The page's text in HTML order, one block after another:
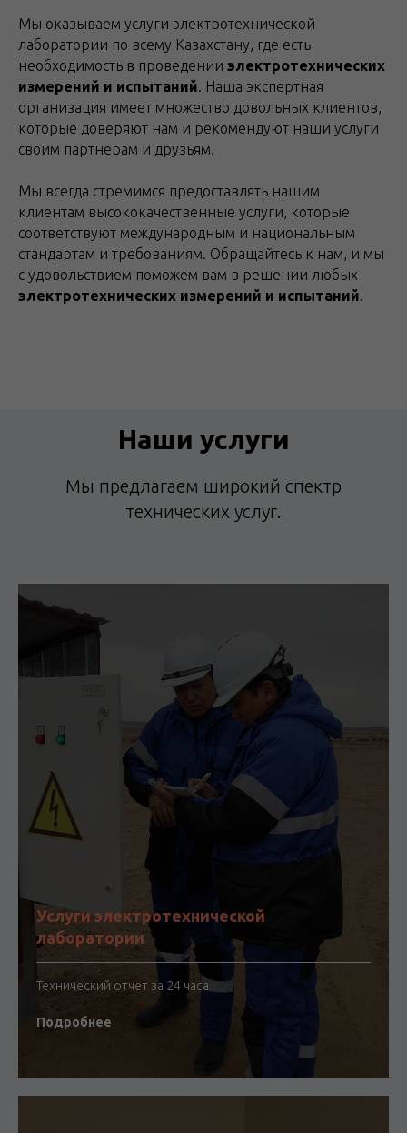
Мы оказываем услуги электротехнической
лаборатории по всему Казахстану, где есть
необходимость в проведении электротехнических
измерений и испытаний. Наша экспертная
организация имеет множество довольных клиентов,
которые доверяют нам и рекомендуют наши услуги
своим партнерам и друзьям.
Мы всегда стремимся предоставлять нашим
клиентам высококачественные услуги, которые
соответствуют международным и национальным
стандартам и требованиям. Обращайтесь к нам, и мы
с удовольствием поможем вам в решении любых
электротехнических измерений и испытаний.
Наши услуги
Мы предлагаем широкий спектр
технических услуг.
Услуги электротехнической
лаборатории
Технический отчет за 24 часа
Подробнее